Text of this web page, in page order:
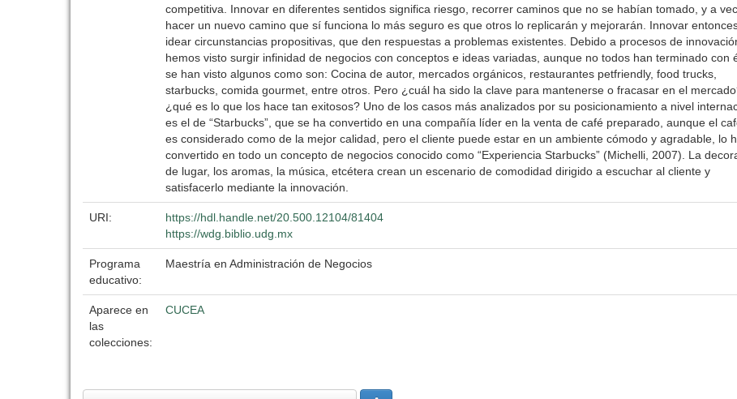
competitiva. Innovar en diferentes sentidos significa riesgo, recorrer caminos que no se habían tomado, y a
hacer un nuevo camino que sí funciona lo más seguro es que otros lo replicarán y mejorarán. Innovar
idear circunstancias propositivas, que den respuestas a problemas existentes. Debido a procesos de
hemos visto surgir infinidad de negocios con conceptos e ideas variadas, aunque no todos han terminado con
se han visto algunos como son: Cocina de autor, mercados orgánicos, restaurantes petfriendly, food trucks,
starbucks, comida gourmet, entre otros. Pero ¿cuál ha sido la clave para mantenerse o fracasar en el
¿qué es lo que los hace tan exitosos? Uno de los casos más analizados por su posicionamiento a nivel
es el de “Starbucks”, que se ha convertido en una compañía líder en la venta de café preparado, aunque el
es considerado como de la mejor calidad, pero el cliente puede estar en un ambiente cómodo y agradable, lo
convertido en todo un concepto de negocios conocido como “Experiencia Starbucks” (Michelli, 2007). La
de lugar, los aromas, la música, etcétera crean un escenario de comodidad dirigido a escuchar al cliente y
satisfacerlo mediante la innovación.
URI:
https://hdl.handle.net/20.500.12104/81404
https://wdg.biblio.udg.mx
Programa
educativo:
Maestría en Administración de Negocios
Aparece en
las
colecciones:
CUCEA